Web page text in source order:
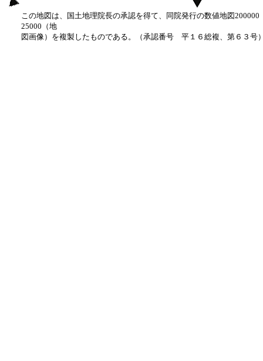
この地図は、国土地理院長の承認を得て、同院発行の数値地図
25000（地
図画像）を複製したものである。（承認番号 平１６総複、第６３号